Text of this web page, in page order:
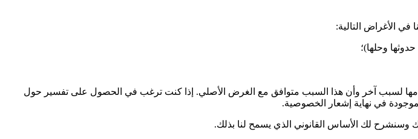
الأغراض التالية:
وحلها)؛
لسبب آخر وأن هذا السبب متوافق مع الغرض الأصلي. إذا كنت ترغب في الحصول على تفسير حول
في نهاية إشعار الخصوصية.
وسنشرح لك الأساس القانوني الذي يسمح لنا بذلك.